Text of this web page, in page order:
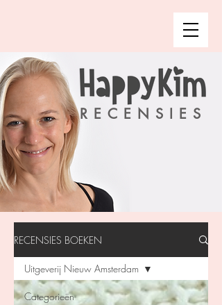
RECENSIES
RECENSIES BOEKEN
Categorieën
Uitgeverij Nieuw Amsterdam